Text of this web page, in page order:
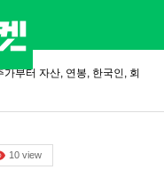
부터 자산, 연봉, 한국인, 회
10 view